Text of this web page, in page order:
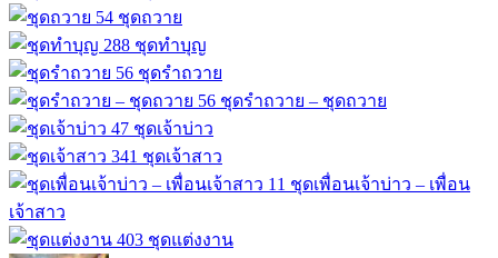
54 ชุดถวาย
288 ชุดทำบุญ
56 ชุดรำถวาย
56 ชุดรำถวาย – ชุดถวาย
47 ชุดเจ้าบ่าว
341 ชุดเจ้าสาว
11 ชุดเพื่อนเจ้าบ่าว – เพื่อน
เจ้าสาว
403 ชุดแต่งงาน